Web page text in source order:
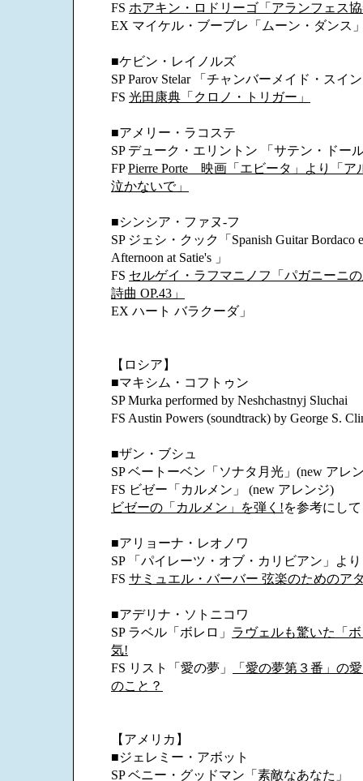
FS ホアキン・ロドリーゴ「アランフェス
EX マイケル・ブーブレ「ムーン・ダンス
■ケビン・レイノルズ
SP Parov Stelar 「チャンバーメイド・スイ
FS 光田康典「クロノ・トリガー」
■アメリー・ラコステ
SP デューク・エリントン 「サテン・ドー
FPPierre Porte 映画「エビータ」より「ア
泣かないで」
■シンシア・ファヌ-フ
SP ジェシ・クック「Spanish Guitar Bordaco
Afternoon at Satie's 」
FS セルゲイ・ラフマニノフ「パガニーニ
詩曲 OP.43」
EX ハート バラクーダ」
【ロシア】
■マキシム・コフトゥン
SP Murka performed by Neshchastnyj Sluchai
FS Austin Powers (soundtrack) by George S.
■ザン・ブシュ
SP ベートーベン「ソナタ月光」(new アレ
FS ビゼー「カルメン」 (new アレンジ)
ビゼーの「カルメン」を弾く!を参考にし
■アリョーナ・レオノワ
SP 「パイレーツ・オブ・カリビアン」より
FS サミュエル・バーバー 弦楽のためのア
■アデリナ・ソトニコワ
SP ラベル「ボレロ」 ラヴェルも驚いた「
気!
FS リスト「愛の夢」
「愛の夢第３番」の
のこと？
【アメリカ】
■ジェレミー・アボット
SP ベニー・グッドマン「素敵なあなた」